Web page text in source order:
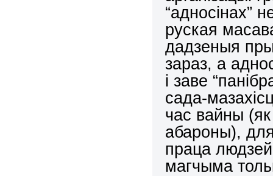
“адносінах”
руская
дадзеныя
зараз, а
і заве
сада-
час вайны (як
абароны),
праца людзей
магчыма